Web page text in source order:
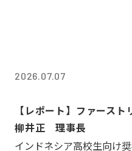
2026.07.07
【レポート】ファース
柳井正 理事長
インドネシア高校生向け